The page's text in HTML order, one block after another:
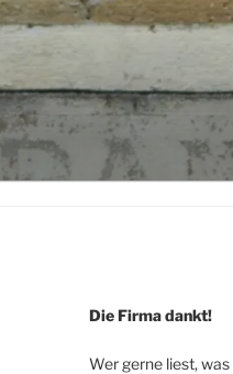
Die Firma dankt!
Wer gerne liest,